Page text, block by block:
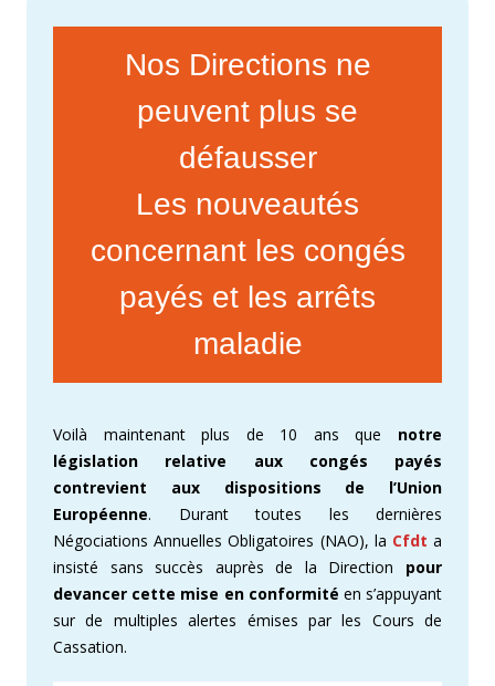
Nos Directions ne
peuvent plus se
défausser
Les nouveautés
concernant les congés
payés et les arrêts
maladie
Voilà maintenant plus de 10 ans que notre
législation relative aux congés payés
contrevient aux dispositions de l’Union
Européenne. Durant toutes les dernières
Négociations Annuelles Obligatoires (NAO), la Cfdta
insisté sans succès auprès de la Direction pour
devancer cette mise en conformité en s’appuyant
sur de multiples alertes émises par les Cours de
Cassation.